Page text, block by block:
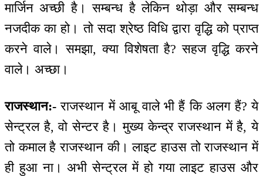
मार्जिन अच्छी है। सम्बन्ध है लेकिन थोड़ा और सम्बन्ध
नजदीक का हो। तो सदा श्रेष्ठ विधि द्वारा वृद्धि को प्राप्त
करने वाले। समझा, क्या विशेषता है? सहज वृद्धि करने
वाले। अच्छा।
राजस्थान:- राजस्थान में आबू वाले भी हैं कि अलग हैं? ये
सेन्ट्रल है, वो सेन्टर है। मुख्य केन्द्र राजस्थान में है, ये
तो कमाल है राजस्थान की। लाइट हाउस तो राजस्थान में
ही हुआ ना। अभी सेन्ट्रल में हो गया लाइट हाउस और